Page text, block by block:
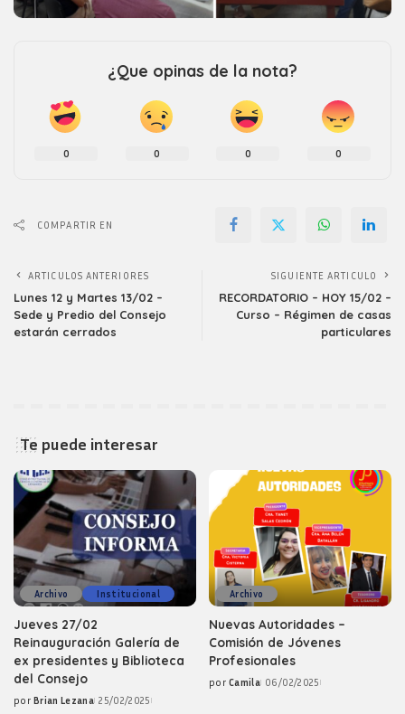
¿Que opinas de la nota?
0 0 0 0
COMPARTIR EN
ARTICULOS ANTERIORES
Lunes 12 y Martes 13/02 –
Sede y Predio del Consejo
estarán cerrados
SIGUIENTE ARTICULO
RECORDATORIO – HOY 15/02 –
Curso – Régimen de casas
particulares
Te puede interesar
Archivo Institucional
Jueves 27/02
Reinauguración Galería de
ex presidentes y Biblioteca
del Consejo
Posted
por Brian Lezana 25/02/2025
Archivo
Nuevas Autoridades –
Comisión de Jóvenes
Profesionales
Posted
por Camila 06/02/2025